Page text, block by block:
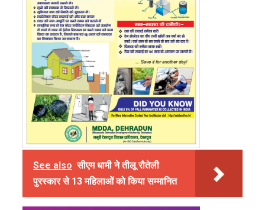
See also सीएम धामी ने तीलू रौतेली
पुरस्कार से 13 महिलाओं को किया सम्मानित